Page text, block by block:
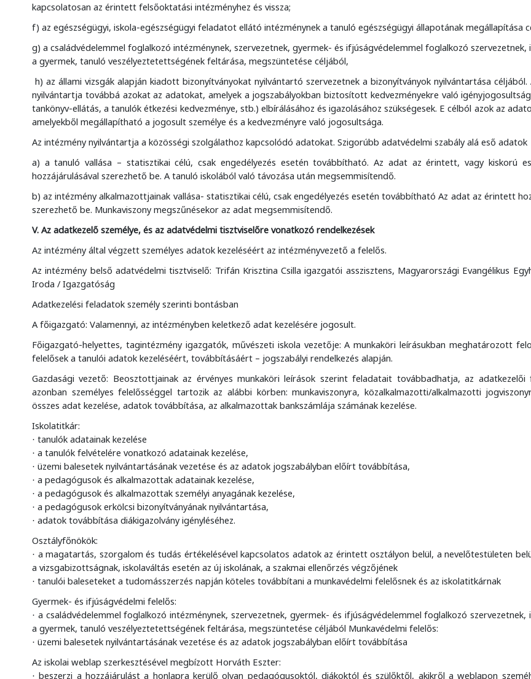
kapcsolatosan az érintett felsőoktatási intézményhez és vissza;
f) az egészségügyi, iskola-egészségügyi feladatot ellátó intézménynek a tanuló egészségügyi állapotának megállapítása
g) a családvédelemmel foglalkozó intézménynek, szervezetnek, gyermek- és ifjúságvédelemmel foglalkozó szervezetnek,
a gyermek, tanuló veszélyeztetettségének feltárása, megszüntetése céljából,
h) az állami vizsgák alapján kiadott bizonyítványokat nyilvántartó szervezetnek a bizonyítványok nyilvántartása céljából.
nyilvántartja továbbá azokat az adatokat, amelyek a jogszabályokban biztosított kedvezményekre való
tankönyv-ellátás, a tanulók étkezési kedvezménye, stb.) elbírálásához és igazolásához szükségesek. E célból azok az
amelyekből megállapítható a jogosult személye és a kedvezményre való jogosultsága.
Az intézmény nyilvántartja a közösségi szolgálathoz kapcsolódó adatokat. Szigorúbb adatvédelmi szabály alá eső adatok
a) a tanuló vallása – statisztikai célú, csak engedélyezés esetén továbbítható. Az adat az érintett, vagy kiskorú
hozzájárulásával szerezhető be. A tanuló iskolából való távozása után megsemmisítendő.
b) az intézmény alkalmazottjainak vallása- statisztikai célú, csak engedélyezés esetén továbbítható Az adat az érintett
szerezhető be. Munkaviszony megszűnésekor az adat megsemmisítendő.
V. Az adatkezelő személye, és az adatvédelmi tisztviselőre vonatkozó rendelkezések
Az intézmény által végzett személyes adatok kezeléséért az intézményvezető a felelős.
Az intézmény belső adatvédelmi tisztviselő: Trifán Krisztina Csilla igazgatói asszisztens, Magyarországi Evangélikus
Iroda / Igazgatóság
Adatkezelési feladatok személy szerinti bontásban
A főigazgató: Valamennyi, az intézményben keletkező adat kezelésére jogosult.
Főigazgató-helyettes, tagintézmény igazgatók, művészeti iskola vezetője: A munkaköri leírásukban meghatározott
felelősek a tanulói adatok kezeléséért, továbbításáért – jogszabályi rendelkezés alapján.
Gazdasági vezető: Beosztottjainak az érvényes munkaköri leírások szerint feladatait továbbadhatja, az
azonban személyes felelősséggel tartozik az alábbi körben: munkaviszonyra, közalkalmazotti/alkalmazotti
összes adat kezelése, adatok továbbítása, az alkalmazottak bankszámlája számának kezelése.
Iskolatitkár:
· tanulók adatainak kezelése
· a tanulók felvételére vonatkozó adatainak kezelése,
· üzemi balesetek nyilvántartásának vezetése és az adatok jogszabályban előírt továbbítása,
· a pedagógusok és alkalmazottak adatainak kezelése,
· a pedagógusok és alkalmazottak személyi anyagának kezelése,
· a pedagógusok erkölcsi bizonyítványának nyilvántartása,
· adatok továbbítása diákigazolvány igényléséhez.
Osztályfőnökök:
· a magatartás, szorgalom és tudás értékelésével kapcsolatos adatok az érintett osztályon belül, a nevelőtestületen
a vizsgabizottságnak, iskolaváltás esetén az új iskolának, a szakmai ellenőrzés végzőjének
· tanulói baleseteket a tudomásszerzés napján köteles továbbítani a munkavédelmi felelősnek és az iskolatitkárnak
Gyermek- és ifjúságvédelmi felelős:
· a családvédelemmel foglalkozó intézménynek, szervezetnek, gyermek- és ifjúságvédelemmel foglalkozó szervezetnek,
a gyermek, tanuló veszélyeztetettségének feltárása, megszüntetése céljából Munkavédelmi felelős:
· üzemi balesetek nyilvántartásának vezetése és az adatok jogszabályban előírt továbbítása
Az iskolai weblap szerkesztésével megbízott Horváth Eszter:
· beszerzi a hozzájárulást a honlapra kerülő olyan pedagógusoktól, diákoktól és szülőktől, akikről a weblapon